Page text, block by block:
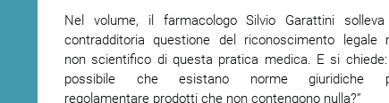
Nel volume, il farmacologo Silvio Garattini
contradditoria questione del riconoscimento legale
non scientifico di questa pratica medica. E si chiede:
possibile che esistano norme giuridiche
regolamentare prodotti che non contengono nulla?”